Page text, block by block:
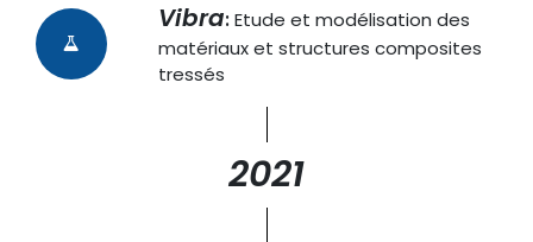
Vibra:Etude et modélisation des
matériaux et structures composites
tressés
2021